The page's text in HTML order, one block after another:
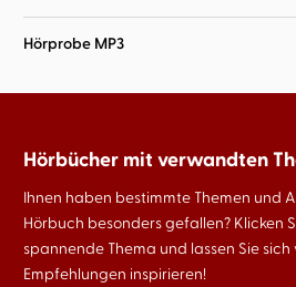
Hörprobe MP3
Hörbücher mit verwandten
Ihnen haben bestimmte Themen und
Hörbuch besonders gefallen? Klicken
spannende Thema und lassen Sie sich
Empfehlungen inspirieren!